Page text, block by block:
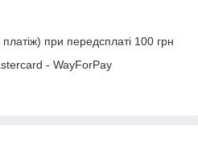
при передсплаті 100 грн
- WayForPay